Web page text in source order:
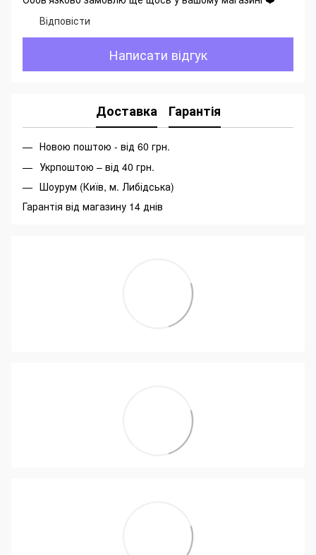
Відповісти
Написати відгук
Доставка Гарантія
Новою поштою - від 60 грн.
Укрпоштою – від 40 грн.
Шоурум (Київ, м. Либідська)
Гарантія від магазину 14 днів